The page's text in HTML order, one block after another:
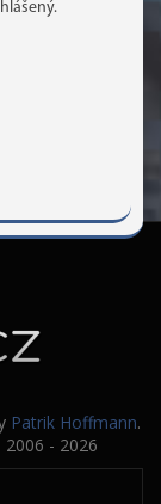
Patrik Hoffmann.
- 2026